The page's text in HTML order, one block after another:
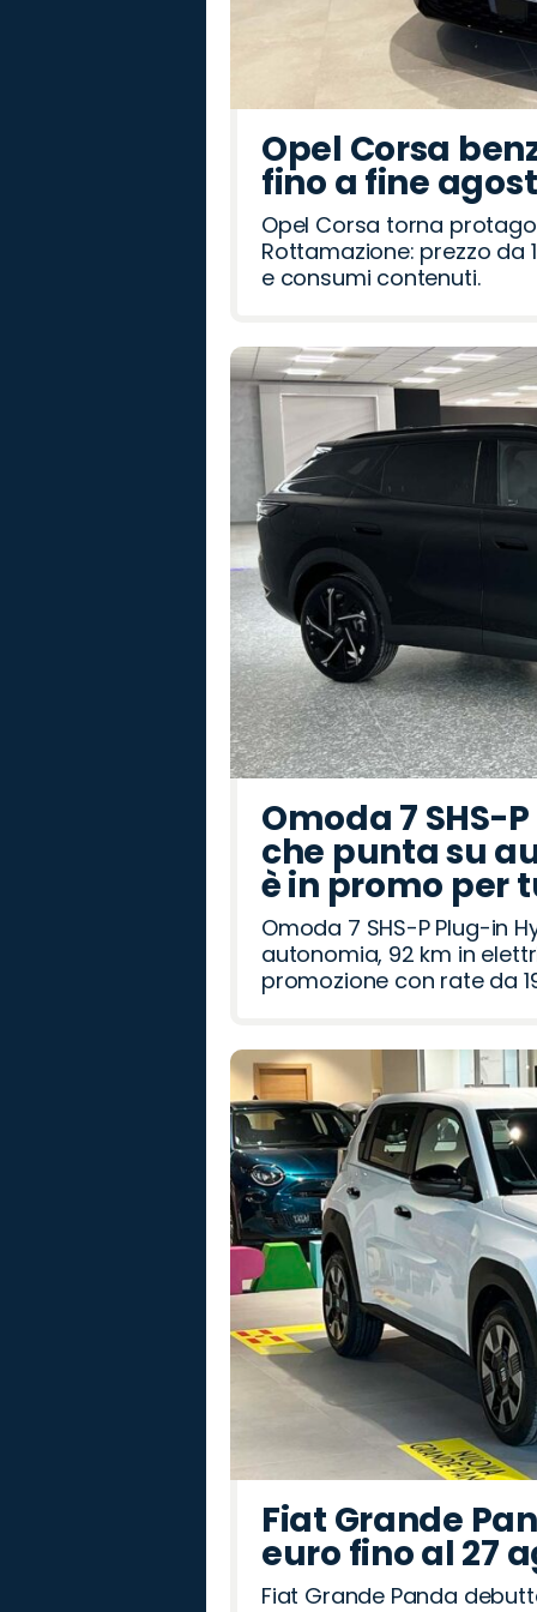
Opel Corsa
fino a fine
Opel Corsa torna
Rottamazione: prezzo da
e consumi contenuti.
Omoda 7 SHS-
che punta su
è in promo per
Omoda 7 SHS-P Plug-in
autonomia, 92 km in
promozione con rate da
Fiat Grande
euro fino al 27
Fiat Grande Panda